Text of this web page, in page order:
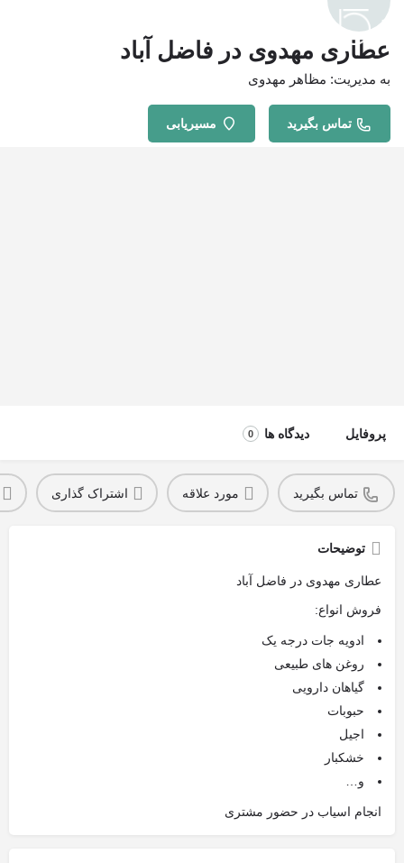
عطاری مهدوی در فاضل آباد
به مدیریت: مظاهر مهدوی
تماس بگیرید مسیریابی
پروفایل دیدگاه ها 0
تماس بگیرید مورد علاقه اشتراک گذاری
توضیحات
عطاری مهدوی در فاضل آباد
فروش انواع:
ادویه جات درجه یک
روغن های طبیعی
گیاهان دارویی
حبوبات
اجیل
خشکبار
و…
انجام اسیاب در حضور مشتری